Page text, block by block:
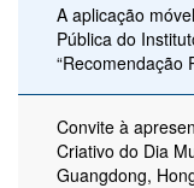
A aplicação
Pública do
“Recomendação
Convite à
Criativo do Dia
Guangdong,